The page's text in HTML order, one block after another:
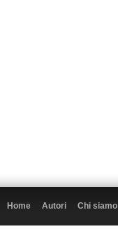
Home Autori Chi siamo